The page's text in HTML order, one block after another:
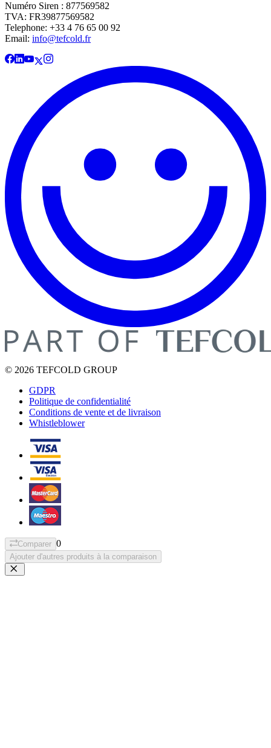
Numéro Siren : 877569582
TVA: FR39877569582
Telephone: +33 4 76 65 00 92
Email: info@tefcold.fr
© 2026 TEFCOLD GROUP
GDPR
Politique de confidentialité
Conditions de vente et de livraison
Whistleblower
Comparer 0
Ajouter d'autres produits à la comparaison